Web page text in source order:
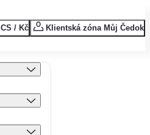
CS / Kč Klientská zóna Můj Čedok